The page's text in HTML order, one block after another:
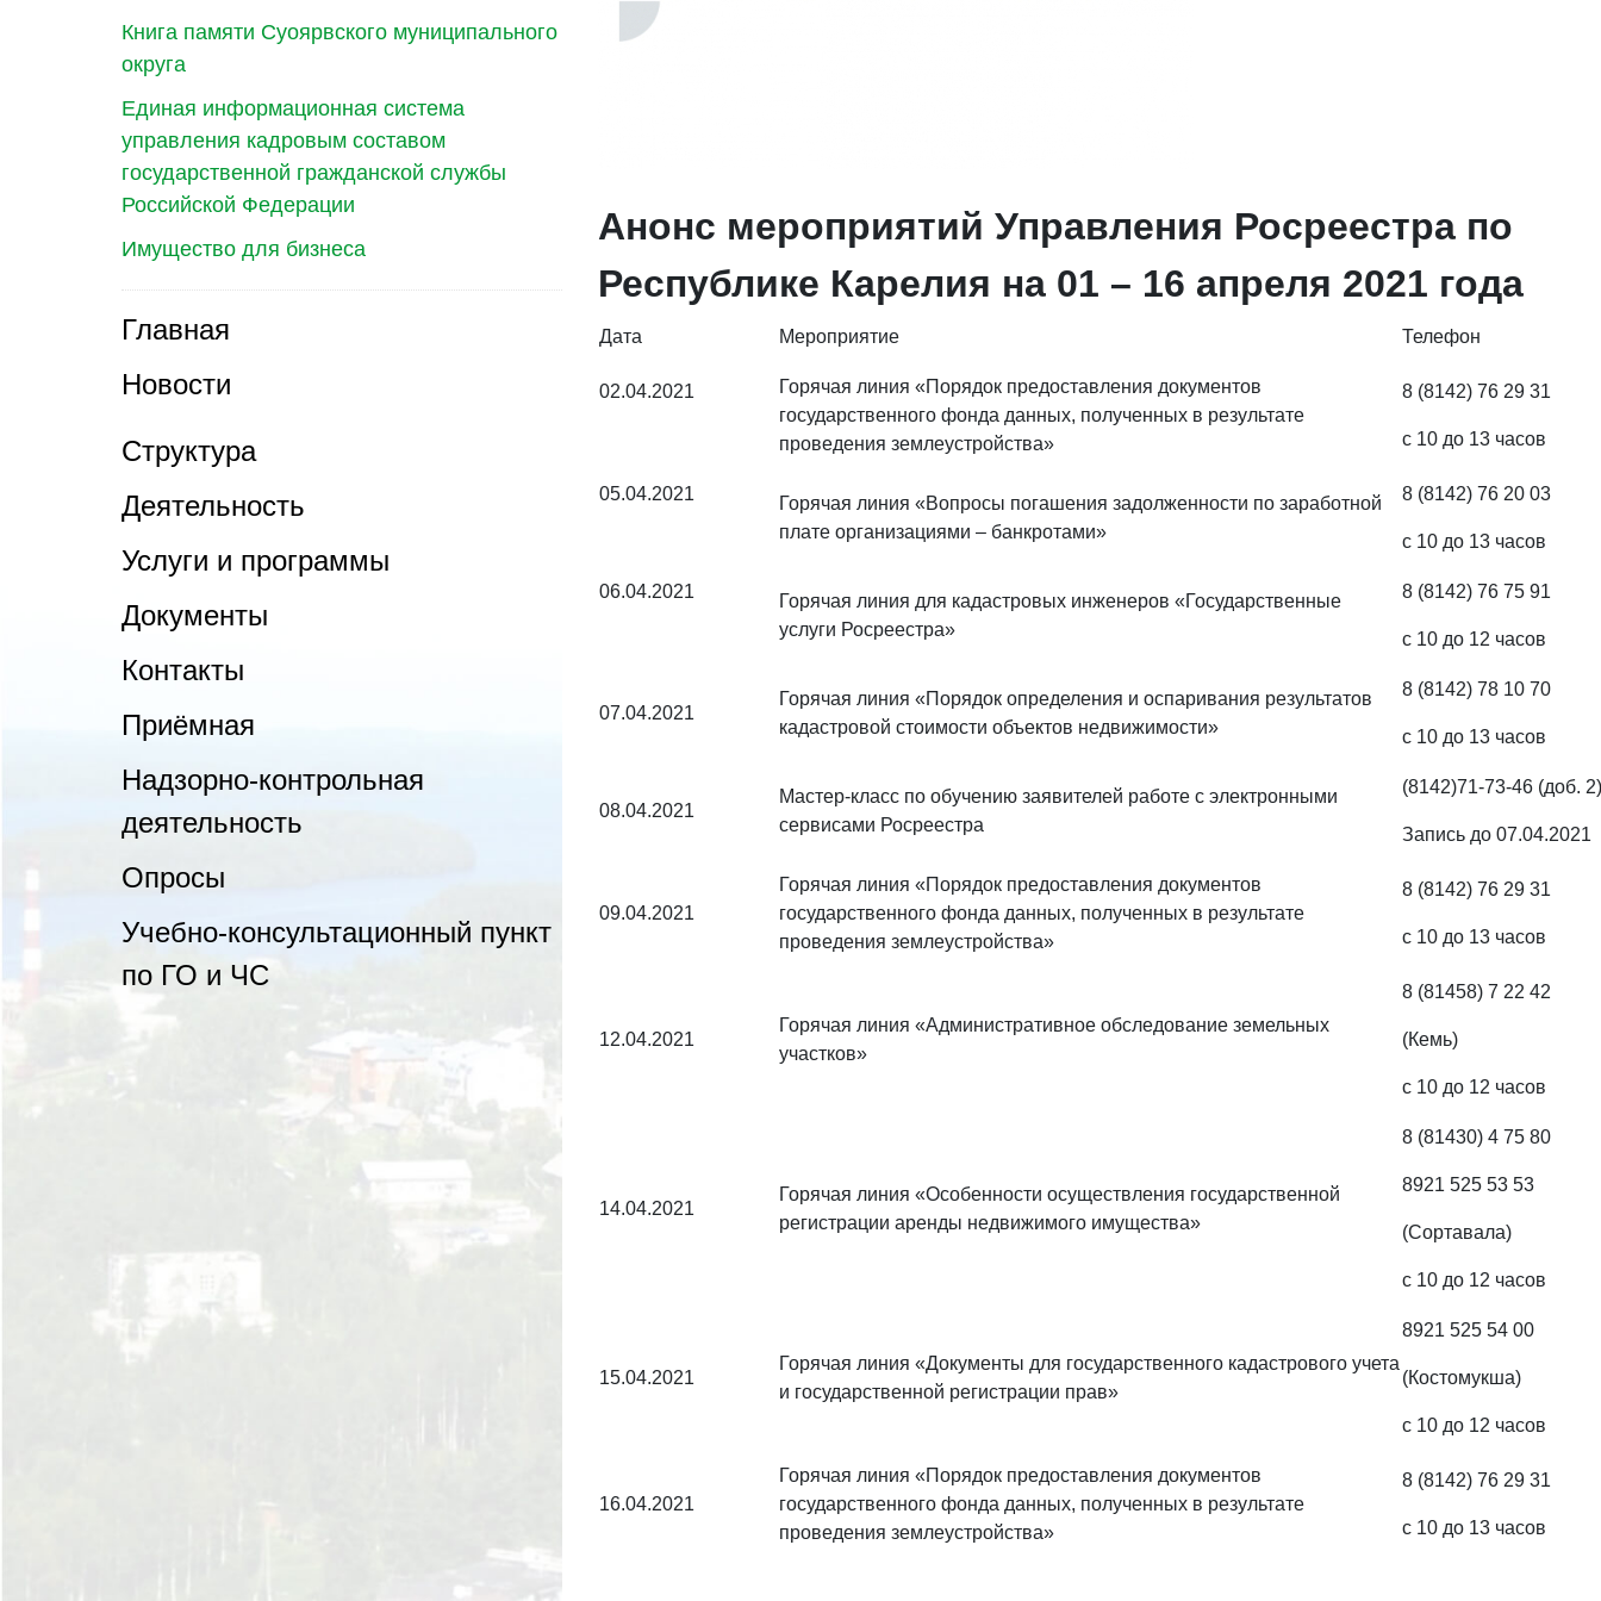
Книга памяти Суоярвского муниципального
округа
Единая информационная система
управления кадровым составом
государственной гражданской службы
Российской Федерации
Имущество для бизнеса
Главная
Новости
Структура
Деятельность
Услуги и программы
Документы
Контакты
Приёмная
Надзорно-контрольная
деятельность
Опросы
Учебно-консультационный пункт
по ГО и ЧС
Анонс мероприятий Управления Росреестра по
Республике Карелия на 01 – 16 апреля 2021 года
Дата Мероприятие Телефон
02.04.2021
Горячая линия «Порядок предоставления документов
государственного фонда данных, полученных в результате
проведения землеустройства»
8 (8142) 76 29 31
с 10 до 13 часов
05.04.2021
Горячая линия «Вопросы погашения задолженности по заработной
плате организациями – банкротами»
8 (8142) 76 20 03
с 10 до 13 часов
06.04.2021
Горячая линия для кадастровых инженеров «Государственные
услуги Росреестра»
8 (8142) 76 75 91
с 10 до 12 часов
07.04.2021
Горячая линия «Порядок определения и оспаривания результатов
кадастровой стоимости объектов недвижимости»
8 (8142) 78 10 70
с 10 до 13 часов
08.04.2021
Мастер-класс по обучению заявителей работе с электронными
сервисами Росреестра
(8142)71-73-46 (доб.
Запись до 07.04.2021
09.04.2021
Горячая линия «Порядок предоставления документов
государственного фонда данных, полученных в результате
проведения землеустройства»
8 (8142) 76 29 31
с 10 до 13 часов
12.04.2021
Горячая линия «Административное обследование земельных
участков»
8 (81458) 7 22 42
(Кемь)
с 10 до 12 часов
14.04.2021
Горячая линия «Особенности осуществления государственной
регистрации аренды недвижимого имущества»
8 (81430) 4 75 80
8921 525 53 53
(Сортавала)
с 10 до 12 часов
15.04.2021
Горячая линия «Документы для государственного кадастрового учета
и государственной регистрации прав»
8921 525 54 00
(Костомукша)
с 10 до 12 часов
16.04.2021
Горячая линия «Порядок предоставления документов
государственного фонда данных, полученных в результате
проведения землеустройства»
8 (8142) 76 29 31
с 10 до 13 часов